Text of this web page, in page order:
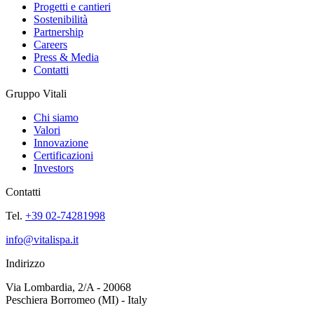
Progetti e cantieri
Sostenibilità
Partnership
Careers
Press & Media
Contatti
Gruppo Vitali
Chi siamo
Valori
Innovazione
Certificazioni
Investors
Contatti
Tel. +39 02-74281998
info@vitalispa.it
Indirizzo
Via Lombardia, 2/A - 20068
Peschiera Borromeo (MI) - Italy